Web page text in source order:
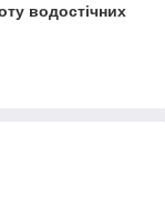
водостічних